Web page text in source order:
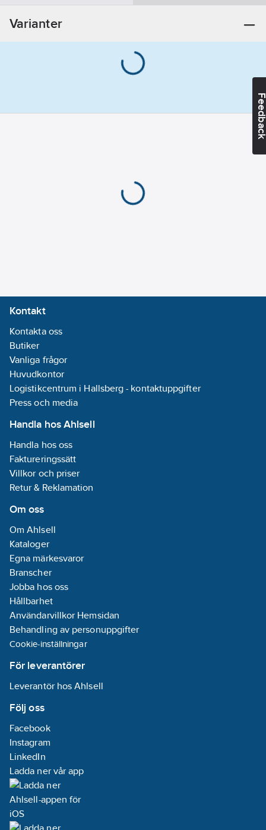
artikelnr:
7391695505257
Ersätter
Varianter
Kontakt
Kontakta oss
Butiker
Vanliga frågor
Huvudkontor
Logistikcentrum i Hallsberg - kontaktuppgifter
Press och media
Handla hos Ahlsell
Handla hos oss
Faktureringssätt
Villkor och priser
Retur & Reklamation
Om oss
Om Ahlsell
Kataloger
Egna märkesvaror
Branscher
Jobba hos oss
Hållbarhet
Användarvillkor Hemsidan
Behandling av personuppgifter
Cookie-inställningar
För leverantörer
Leverantör hos Ahlsell
Följ oss
Facebook
Instagram
LinkedIn
Ladda ner vår app